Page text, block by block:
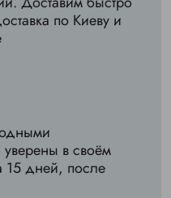
по Киеву и
уверены в своём
15 дней, после